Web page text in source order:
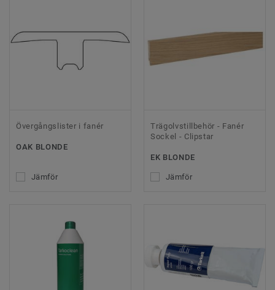
Övergångslister i fanér
OAK BLONDE
Jämför
Trägolvstillbehör - Fanér
Sockel - Clipstar
EK BLONDE
Jämför